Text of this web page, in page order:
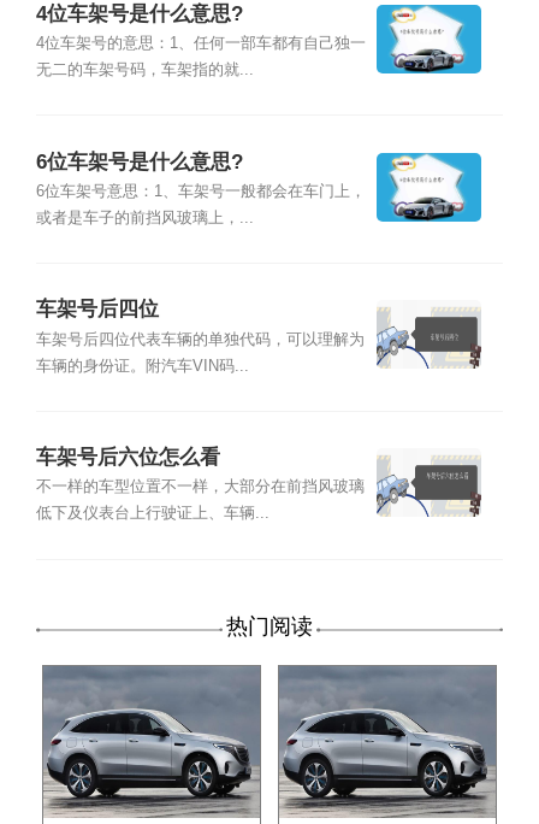
4位车架号是什么意思?
4位车架号的意思：1、任何一部车都有自己独一
无二的车架号码，车架指的就...
6位车架号是什么意思?
6位车架号意思：1、车架号一般都会在车门上，
或者是车子的前挡风玻璃上，...
车架号后四位
车架号后四位代表车辆的单独代码，可以理解为
车辆的身份证。附汽车VIN码...
车架号后六位怎么看
不一样的车型位置不一样，大部分在前挡风玻璃
低下及仪表台上行驶证上、车辆...
热门阅读